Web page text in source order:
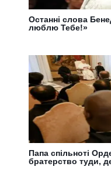
Останні слова
люблю Тебе!»
Папа спільноті
братерство туди,